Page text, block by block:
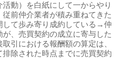
動）を白紙にして一からやり
前仲介業者が積み重ねてきた
して歩み寄り成約している→仲
、売買契約の成立に寄与した
引における報酬額の算定は、
除された時点までに売買契約